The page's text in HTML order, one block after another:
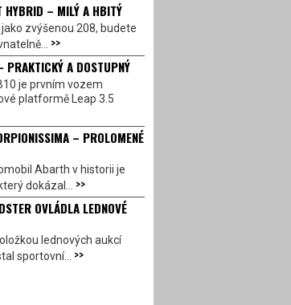
HYBRID – MILÝ A HBITÝ
zvýšenou 208, budete
>>
PRAKTICKÝ A DOSTUPNÝ
je prvním vozem
platformě Leap 3.5
– PROLOMENÉ
Abarth v historii je
dokázal... >>
OVLÁDLA LEDNOVÉ
lednových aukcí
sportovní... >>